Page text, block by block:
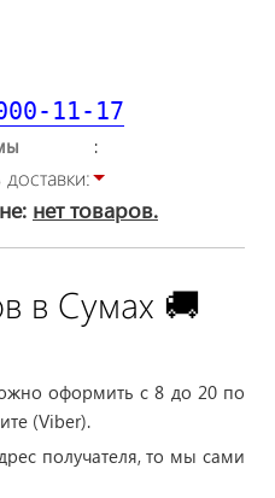
11-17
нет товаров.
в Сумах 🚚
оформить с 8 до 20 по
(Viber).
получателя, то мы сами